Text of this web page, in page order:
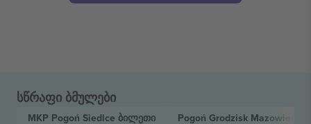
სწრაფი ბმულები
MKP Pogoń Siedlce ბილეთი Pogoń Grodzisk Mazowiecki